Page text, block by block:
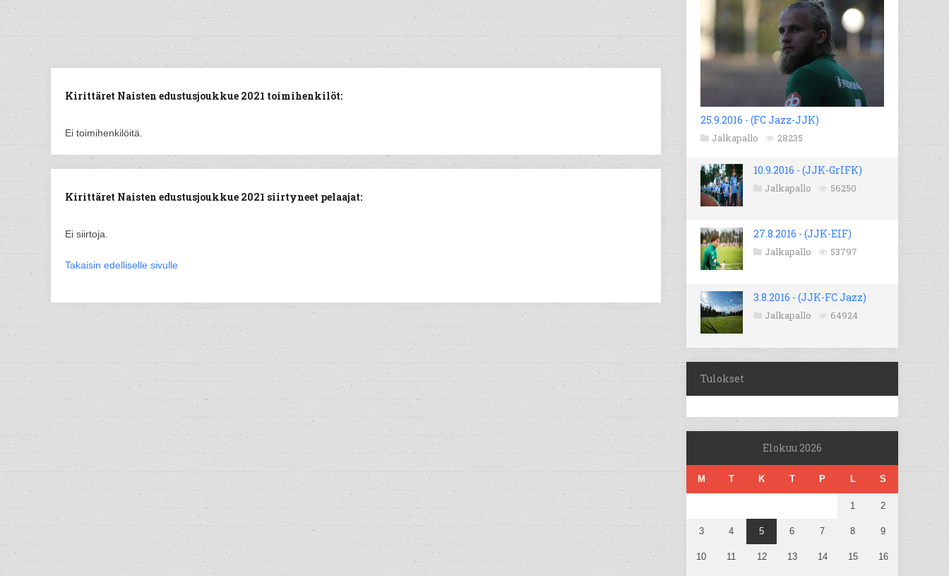
Kirittäret Naisten edustusjoukkue 2021 toimihenkilöt:
Ei toimihenkilöitä.
Kirittäret Naisten edustusjoukkue 2021 siirtyneet pelaajat:
Ei siirtoja.
Takaisin edelliselle sivulle
25.9.2016 - (FC Jazz-JJK)
Jalkapallo 28235
10.9.2016 - (JJK-GrIFK)
Jalkapallo 56250
27.8.2016 - (JJK-EIF)
Jalkapallo 53797
3.8.2016 - (JJK-FC Jazz)
Jalkapallo 64924
Tulokset
Elokuu 2026
M T K T P L S
1 2
3 4 5 6 7 8 9
10 11 12 13 14 15 16